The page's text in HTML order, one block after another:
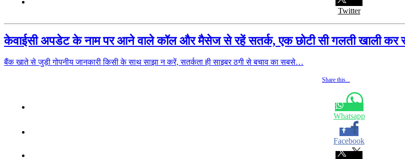
Twitter
केवाईसी अपडेट के नाम पर आने वाले कॉल और मैसेज से रहें सतर्क, एक छोटी सी गलती खाली
बैंक खाते से जुड़ी गोपनीय जानकारी किसी के साथ साझा न करें, सतर्कता ही साइबर ठगी से बचाव का सबसे…
Share this...
Whatsapp
Facebook